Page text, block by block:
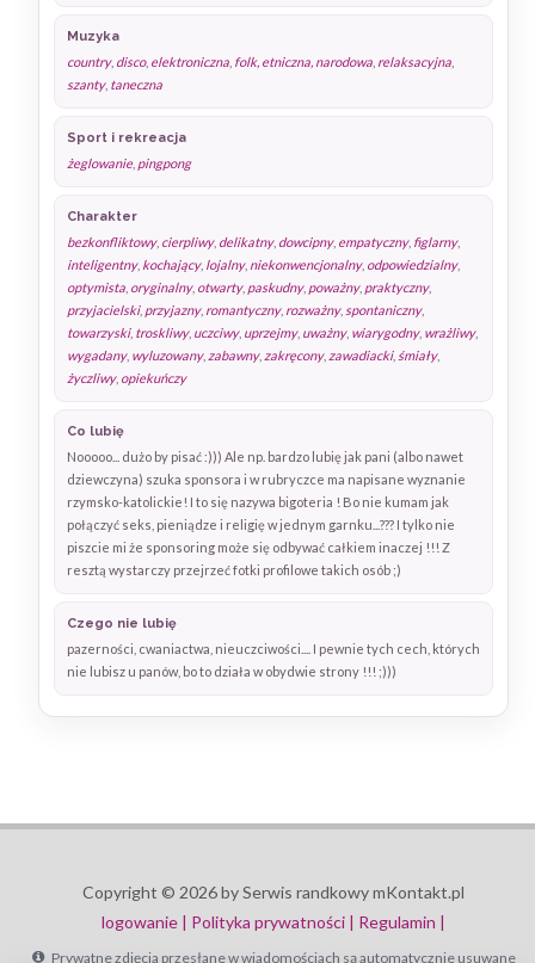
Muzyka
country, disco, elektroniczna folk, etniczna, narodowa relaksacyjna
szanty, taneczna
Sport i rekreacja
żeglowanie, pingpong
Charakter
bezkonfliktowy, cierpliwy, delikatny, dowcipny, empatyczny, figlarny,
inteligentny, kochający, lojalny, niekonwencjonalny, odpowiedzialny,
optymista oryginalny, otwarty, paskudny, poważny, praktyczny,
przyjacielski, przyjazny, romantyczny, rozważny, spontaniczny,
towarzyski, troskliwy, uczciwy, uprzejmy, uważny, wiarygodny, wrażliwy,
wygadany, wyluzowany, zabawny, zakręcony, zawadiacki, śmiały,
życzliwy, opiekuńczy
Co lubię
Nooooo... dużo by pisać :))) Ale np. bardzo lubię jak pani (albo nawet
dziewczyna) szuka sponsora i w rubryczce ma napisane wyznanie
rzymsko-katolickie! I to się nazywa bigoteria ! Bo nie kumam jak
połączyć seks, pieniądze i religię w jednym garnku...??? I tylko nie
piszcie mi że sponsoring może się odbywać całkiem inaczej !!! Z
resztą wystarczy przejrzeć fotki profilowe takich osób ;)
Czego nie lubię
pazerności, cwaniactwa, nieuczciwości.... I pewnie tych cech, których
nie lubisz u panów, bo to działa w obydwie strony !!! ;)))
Copyright © 2026 by Serwis randkowy mKontakt.pl
logowanie | Polityka prywatności | Regulamin |
Prywatne zdjęcia przesłane w wiadomościach są automatycznie usuwane